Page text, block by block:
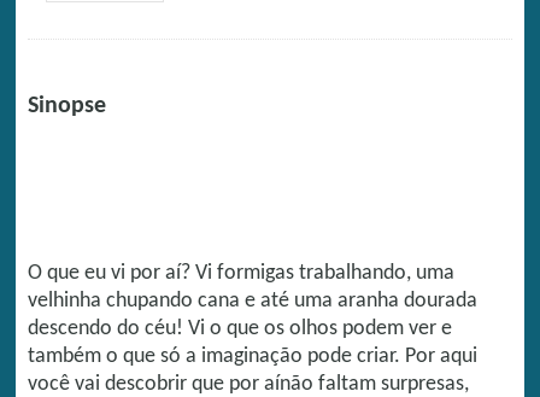
Sinopse
O que eu vi por aí? Vi formigas trabalhando, uma
velhinha chupando cana e até uma aranha dourada
descendo do céu! Vi o que os olhos podem ver e
também o que só a imaginação pode criar. Por aqui
você vai descobrir que por aínão faltam surpresas,